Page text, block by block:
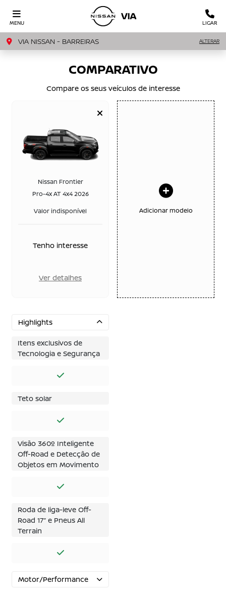
MENU LIGAR
VIA NISSAN - BARREIRAS ALTERAR
COMPARATIVO
Compare os seus veículos de interesse
Nissan Frontier
Pro-4x AT 4x4 2026
Valor indisponível
Tenho interesse
Ver detalhes
Adicionar modelo
Highlights
Itens exclusivos de
Tecnologia e Segurança
Teto solar
Visão 360º Inteligente
Off-Road e Detecção de
Objetos em Movimento
Roda de liga-leve Off-
Road 17’’ e Pneus All
Terrain
Motor/Performance